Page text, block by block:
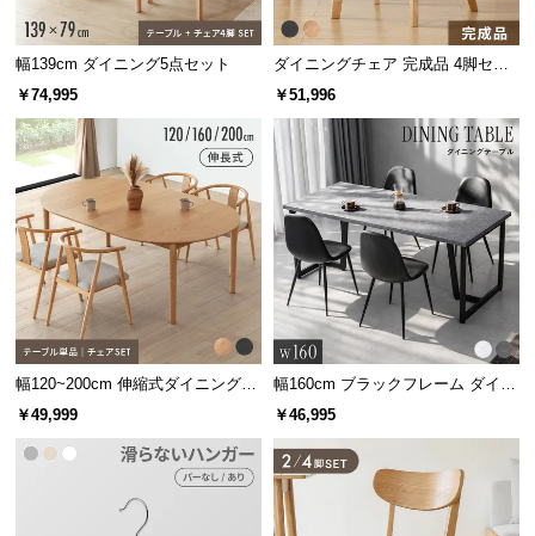
企
業
情
報
幅139cm ダイニング5点セット
￥74,995
ダイニングチェア 完成品 4脚セッ
ト
￥51,996
幅120~200cm 伸縮式ダイニングテ
ーブル 4人掛け
￥49,999
幅160cm ブラックフレーム ダイニ
ングセット 大理石調 4人掛け
￥46,995